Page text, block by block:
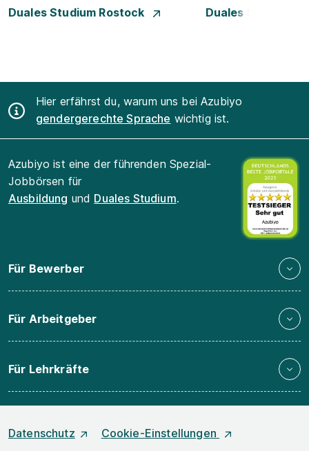
Duales Studium Rostock
Duales Studium
Hier erfährst du, warum uns bei Azubiyo
gendergerechte Sprache wichtig ist.
Azubiyo ist eine der führenden Spezial-
Jobbörsen für
Ausbildung und Duales Studium.
Für Bewerber
Für Arbeitgeber
Für Lehrkräfte
Datenschutz
Cookie-Einstellungen